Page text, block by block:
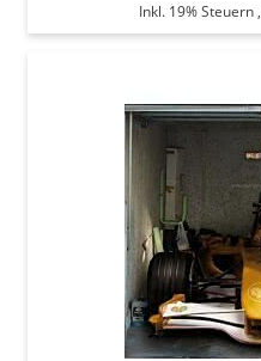
Inkl. 19% Steuern ,